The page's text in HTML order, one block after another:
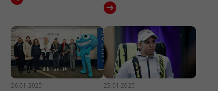
26.01.2025 25.01.2025